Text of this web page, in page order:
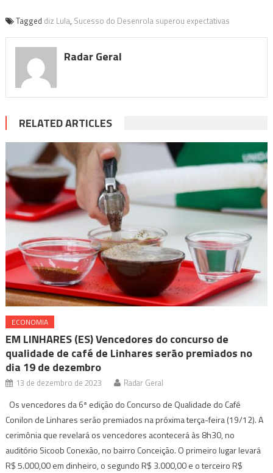
Tagged diz Lula, Sucesso do Desenrola superou expectativas
Radar Geral
RELATED ARTICLES
ECONOMIA
EM LINHARES (ES) Vencedores do concurso de
qualidade de café de Linhares serão premiados no
dia 19 de dezembro
13 de dezembro de 2023 Radar Geral
Os vencedores da 6ª edição do Concurso de Qualidade do Café
Conilon de Linhares serão premiados na próxima terça-feira (19/12). A
cerimônia que revelará os vencedores acontecerá às 8h30, no
auditório Sicoob Conexão, no bairro Conceição. O primeiro lugar levará
R$ 5.000,00 em dinheiro, o segundo R$ 3.000,00 e o terceiro R$